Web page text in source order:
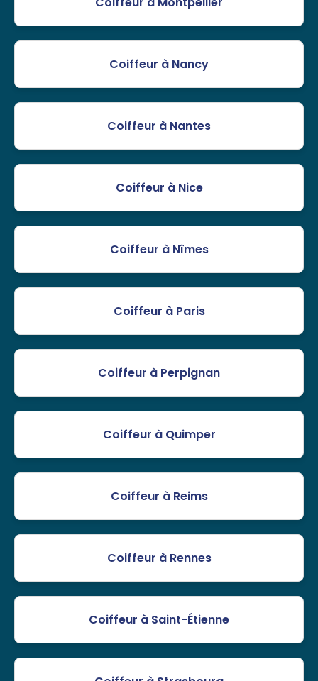
Coiffeur à Nancy
Coiffeur à Nantes
Coiffeur à Nice
Coiffeur à Nîmes
Coiffeur à Paris
Coiffeur à Perpignan
Coiffeur à Quimper
Coiffeur à Reims
Coiffeur à Rennes
Coiffeur à Saint-Étienne